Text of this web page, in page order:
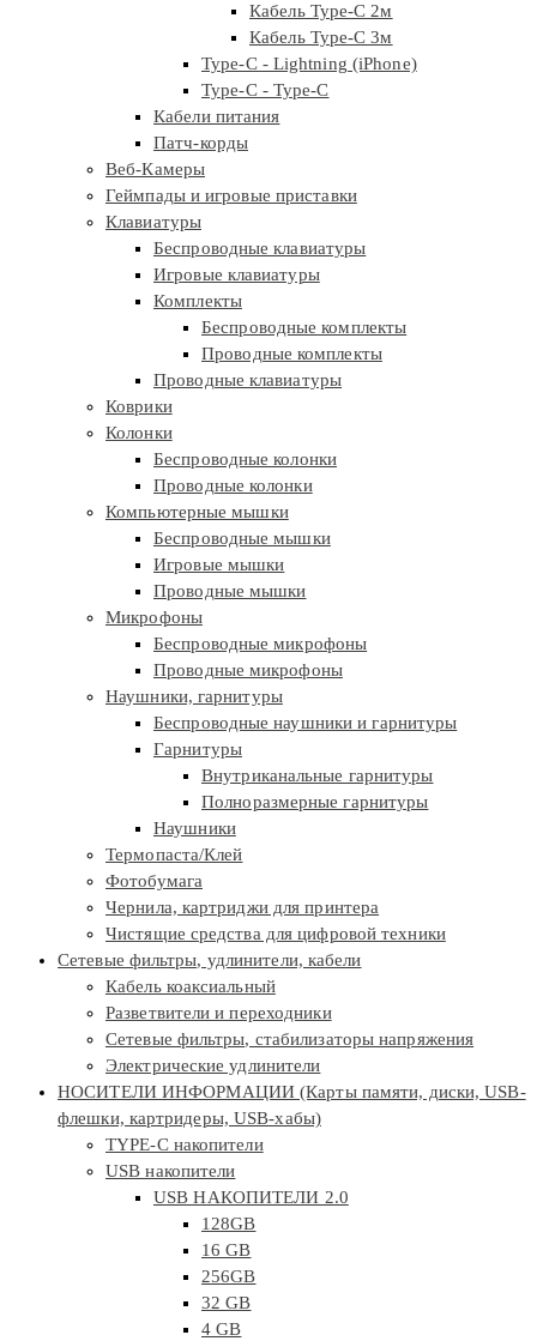
Кабель Type-C 2м
Кабель Type-C 3м
Type-C - Lightning (iPhone)
Type-C - Type-C
Кабели питания
Патч-корды
Веб-Камеры
Геймпады и игровые приставки
Клавиатуры
Беспроводные клавиатуры
Игровые клавиатуры
Комплекты
Беспроводные комплекты
Проводные комплекты
Проводные клавиатуры
Коврики
Колонки
Беспроводные колонки
Проводные колонки
Компьютерные мышки
Беспроводные мышки
Игровые мышки
Проводные мышки
Микрофоны
Беспроводные микрофоны
Проводные микрофоны
Наушники, гарнитуры
Беспроводные наушники и гарнитуры
Гарнитуры
Внутриканальные гарнитуры
Полноразмерные гарнитуры
Наушники
Термопаста/Клей
Фотобумага
Чернила, картриджи для принтера
Чистящие средства для цифровой техники
Сетевые фильтры, удлинители, кабели
Кабель коаксиальный
Разветвители и переходники
Сетевые фильтры, стабилизаторы напряжения
Электрические удлинители
НОСИТЕЛИ ИНФОРМАЦИИ (Карты памяти, диски, USB-
флешки, картридеры, USB-хабы)
TYPE-C накопители
USB накопители
USB НАКОПИТЕЛИ 2.0
128GB
16 GB
256GB
32 GB
4 GB